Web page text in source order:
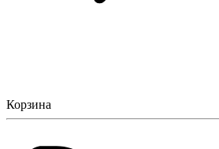
Корзина